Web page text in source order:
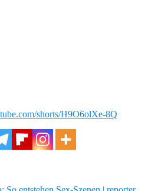
shorts/H9O6olXe-8Q